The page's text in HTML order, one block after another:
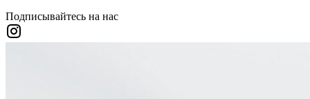
Подписывайтесь на нас